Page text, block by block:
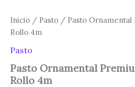
Inicio / Pasto / Pasto Ornamental
Rollo 4m
Pasto
Pasto Ornamental
Rollo 4m